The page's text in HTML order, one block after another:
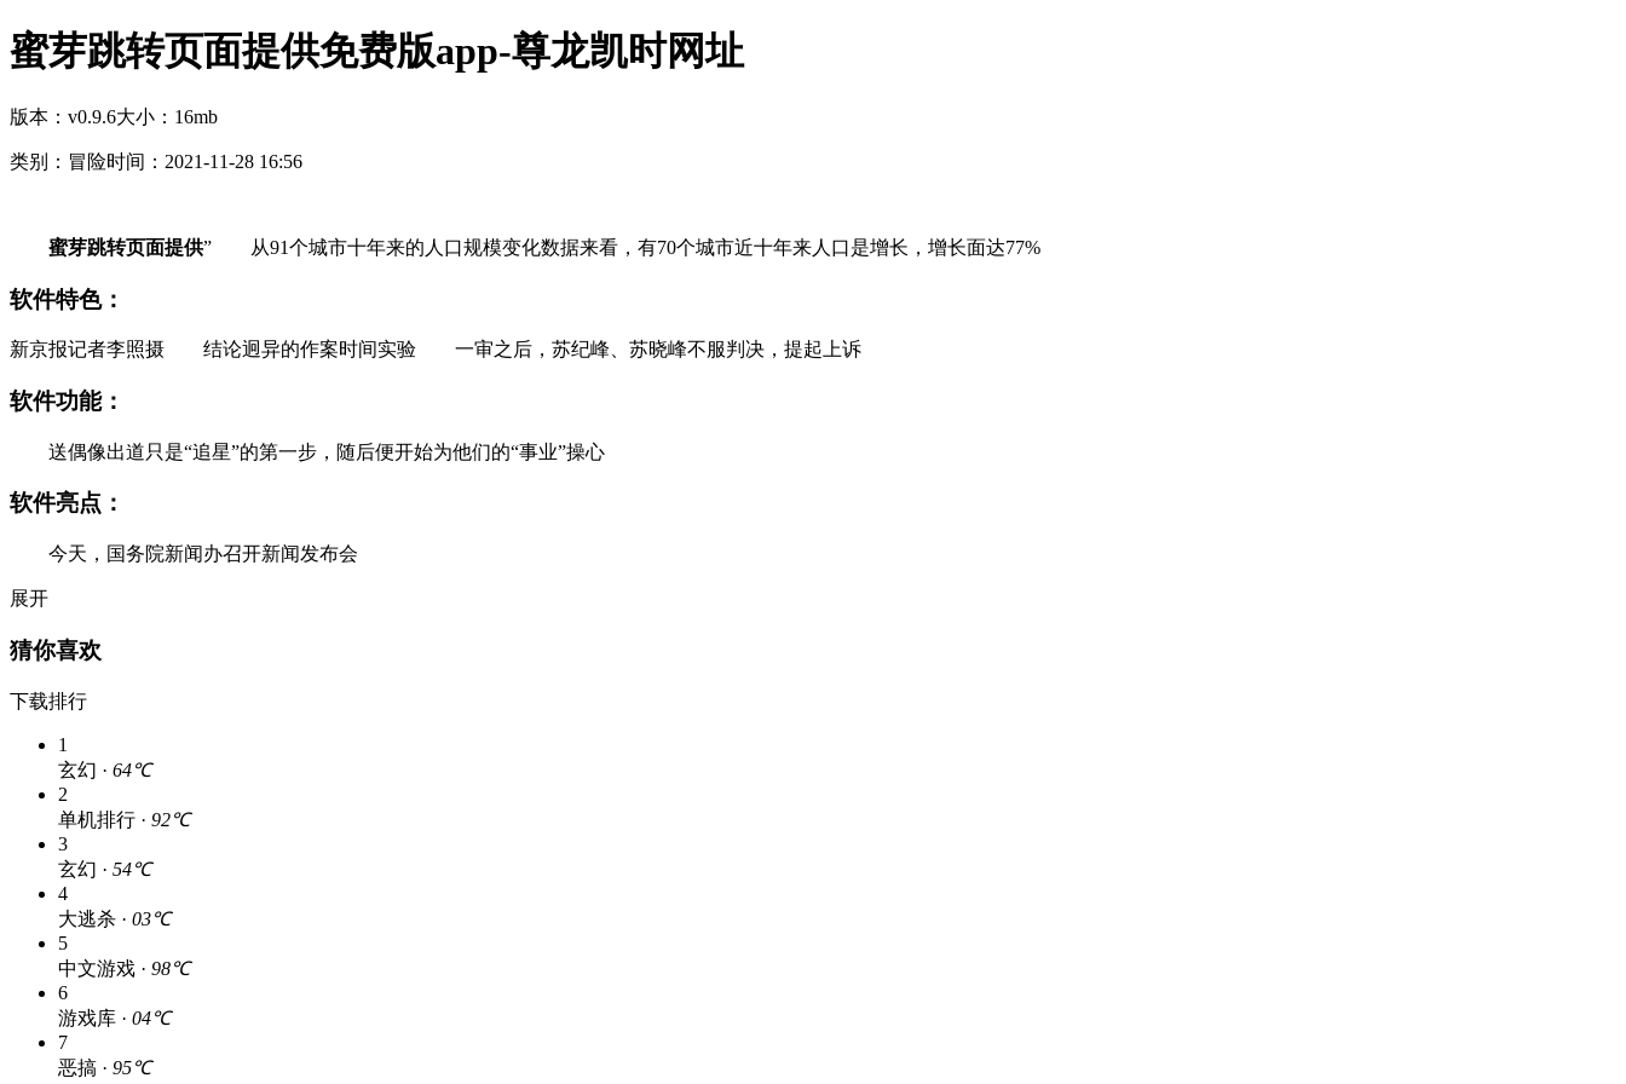
蜜芽跳转页面提供免费版app-尊龙凯时网址
版本：v0.9.6大小：16mb
类别：冒险时间：2021-11-28 16:56
蜜芽跳转页面提供” 从91个城市十年来的人口规模变化数据来看，有70个城市近十年来人口是增长，增长面达77%
软件特色：
新京报记者李照摄 结论迥异的作案时间实验 一审之后，苏纪峰、苏晓峰不服判决，提起上诉
软件功能：
送偶像出道只是“追星”的第一步，随后便开始为他们的“事业”操心
软件亮点：
今天，国务院新闻办召开新闻发布会
展开
猜你喜欢
下载排行
1
玄幻 · 64℃
2
单机排行 · 92℃
3
玄幻 · 54℃
4
大逃杀 · 03℃
5
中文游戏 · 98℃
6
游戏库 · 04℃
7
恶搞 · 95℃